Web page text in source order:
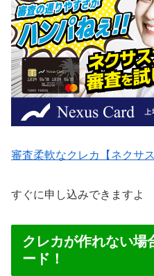
審査柔軟なクレカ【ネクサ
すぐに申し込みできますよ
クレカが作れない場
ード！